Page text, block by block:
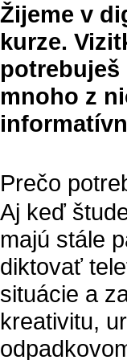
Žijeme v
kurze.
potrebuješ
mnoho z
Prečo
Aj keď
majú stále
diktovať
situácie a
kreativitu,